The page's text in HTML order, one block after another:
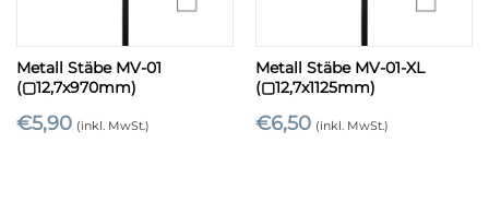
Metall Stäbe MV-01
(▢12,7x970mm)
€5,90 (inkl. MwSt.)
Metall Stäbe MV-01-XL
(▢12,7x1125mm)
€6,50 (inkl. MwSt.)